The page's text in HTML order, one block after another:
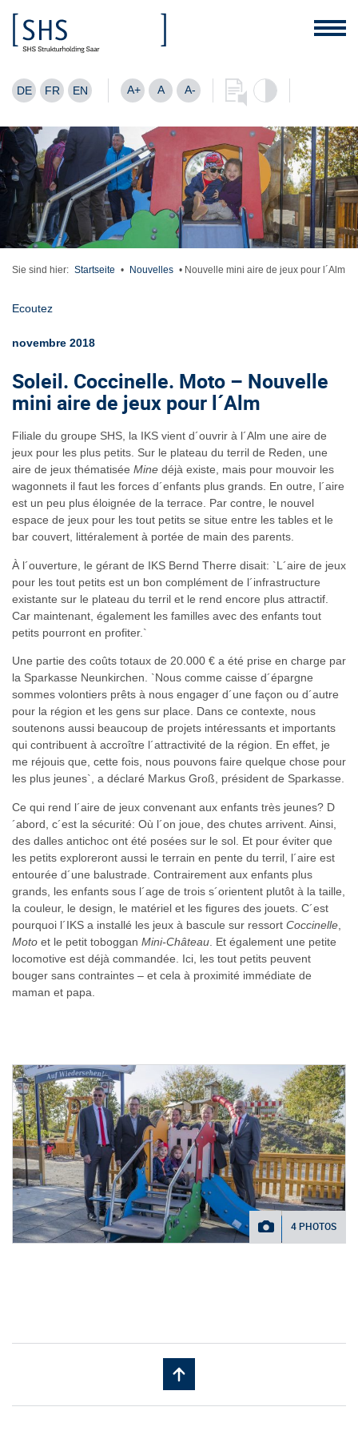
DE FR EN A+ A A-
Sie sind hier: Startseite • Nouvelles • Nouvelle mini aire de jeux pour l´Alm
Ecoutez
novembre 2018
Soleil. Coccinelle. Moto – Nouvelle
mini aire de jeux pour l´Alm
Filiale du groupe SHS, la IKS vient d´ouvrir à l´Alm une aire de
jeux pour les plus petits. Sur le plateau du terril de Reden, une
aire de jeux thématisée Mine déjà existe, mais pour mouvoir les
wagonnets il faut les forces d´enfants plus grands. En outre, l´aire
est un peu plus éloignée de la terrace. Par contre, le nouvel
espace de jeux pour les tout petits se situe entre les tables et le
bar couvert, littéralement à portée de main des parents.
À l´ouverture, le gérant de IKS Bernd Therre disait: `L´aire de jeux
pour les tout petits est un bon complément de l´infrastructure
existante sur le plateau du terril et le rend encore plus attractif.
Car maintenant, également les familles avec des enfants tout
petits pourront en profiter.`
Une partie des coûts totaux de 20.000 € a été prise en charge par
la Sparkasse Neunkirchen. `Nous comme caisse d´épargne
sommes volontiers prêts à nous engager d´une façon ou d´autre
pour la région et les gens sur place. Dans ce contexte, nous
soutenons aussi beaucoup de projets intéressants et importants
qui contribuent à accroître l´attractivité de la région. En effet, je
me réjouis que, cette fois, nous pouvons faire quelque chose pour
les plus jeunes`, a déclaré Markus Groß, président de Sparkasse.
Ce qui rend l´aire de jeux convenant aux enfants très jeunes? D
´abord, c´est la sécurité: Où l´on joue, des chutes arrivent. Ainsi,
des dalles antichoc ont été posées sur le sol. Et pour éviter que
les petits exploreront aussi le terrain en pente du terril, l´aire est
entourée d´une balustrade. Contrairement aux enfants plus
grands, les enfants sous l´age de trois s´orientent plutôt à la taille,
la couleur, le design, le matériel et les figures des jouets. C´est
pourquoi l´IKS a installé les jeux à bascule sur ressort Coccinelle
Moto et le petit toboggan Mini-Château . Et également une petite
locomotive est déjà commandée. Ici, les tout petits peuvent
bouger sans contraintes – et cela à proximité immédiate de
maman et papa.
4 PHOTOS